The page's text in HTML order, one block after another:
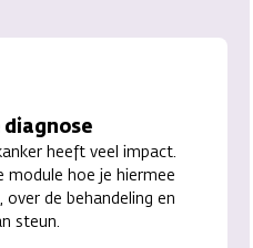
diagnose
heeft veel impact.
module hoe je hiermee
de behandeling en
steun.